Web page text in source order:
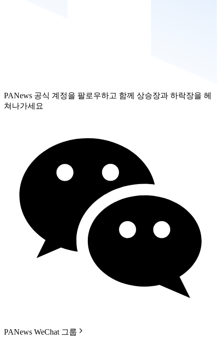
PANews 공식 계정을 팔로우하고 함께 상승장과 하락장을 헤
쳐나가세요
PANews WeChat 그룹